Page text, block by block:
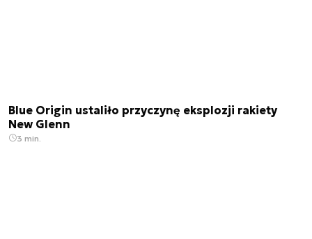
Blue Origin ustaliło przyczynę eksplozji rakiety
New Glenn
3 min.